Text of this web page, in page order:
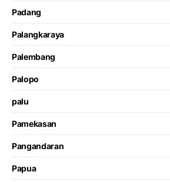
Padang
Palangkaraya
Palembang
Palopo
palu
Pamekasan
Pangandaran
Papua